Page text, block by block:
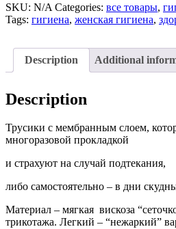
более
легкий
SKU: N/A Categories: все товары,
Tags: гигиена, женская гигиена,
Description Additional
Description
Трусики с мембранным слоем,
многоразовой прокладкой
и страхуют на случай подтекания,
либо самостоятельно – в дни
Материал – мягкая вискоза
трикотажа. Легкий – “нежаркий”